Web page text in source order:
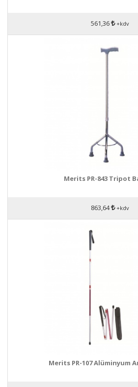
561,36 +kdv
Merits PR-843 Tripot
863,64 +kdv
Merits PR-107 Alüminyum